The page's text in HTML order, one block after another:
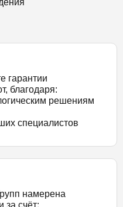
гарантии
благодаря:
решениям
специалистов
намерена
за счёт: